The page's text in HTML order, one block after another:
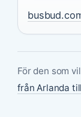
För den som
från Arlanda